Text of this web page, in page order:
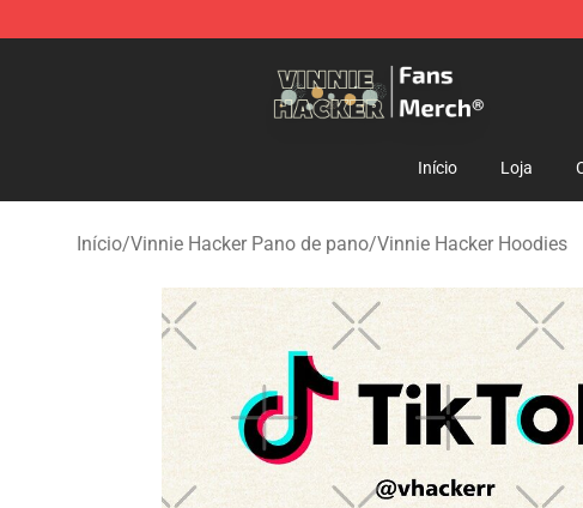
Início Loja
Início/Vinnie Hacker Pano de pano/Vinnie Hacker Hoodies